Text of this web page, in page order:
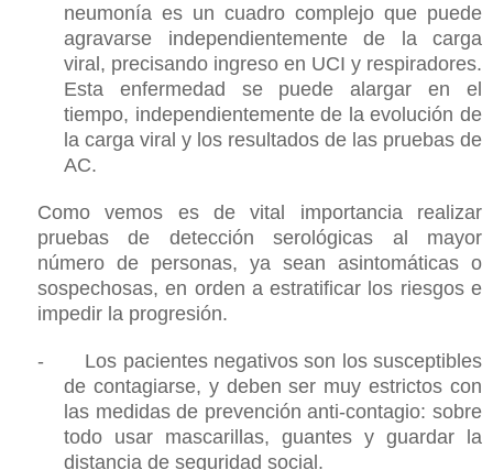
neumonía es un cuadro complejo que puede
agravarse independientemente de la carga
viral, precisando ingreso en UCI y respiradores.
Esta enfermedad se puede alargar en el
tiempo, independientemente de la evolución de
la carga viral y los resultados de las pruebas de
AC.
Como vemos es de vital importancia realizar
pruebas de detección serológicas al mayor
número de personas, ya sean asintomáticas o
sospechosas, en orden a estratificar los riesgos e
impedir la progresión.
-
Los pacientes negativos son los susceptibles
de contagiarse, y deben ser muy estrictos con
las medidas de prevención anti-contagio: sobre
todo usar mascarillas, guantes y guardar la
distancia de seguridad social.